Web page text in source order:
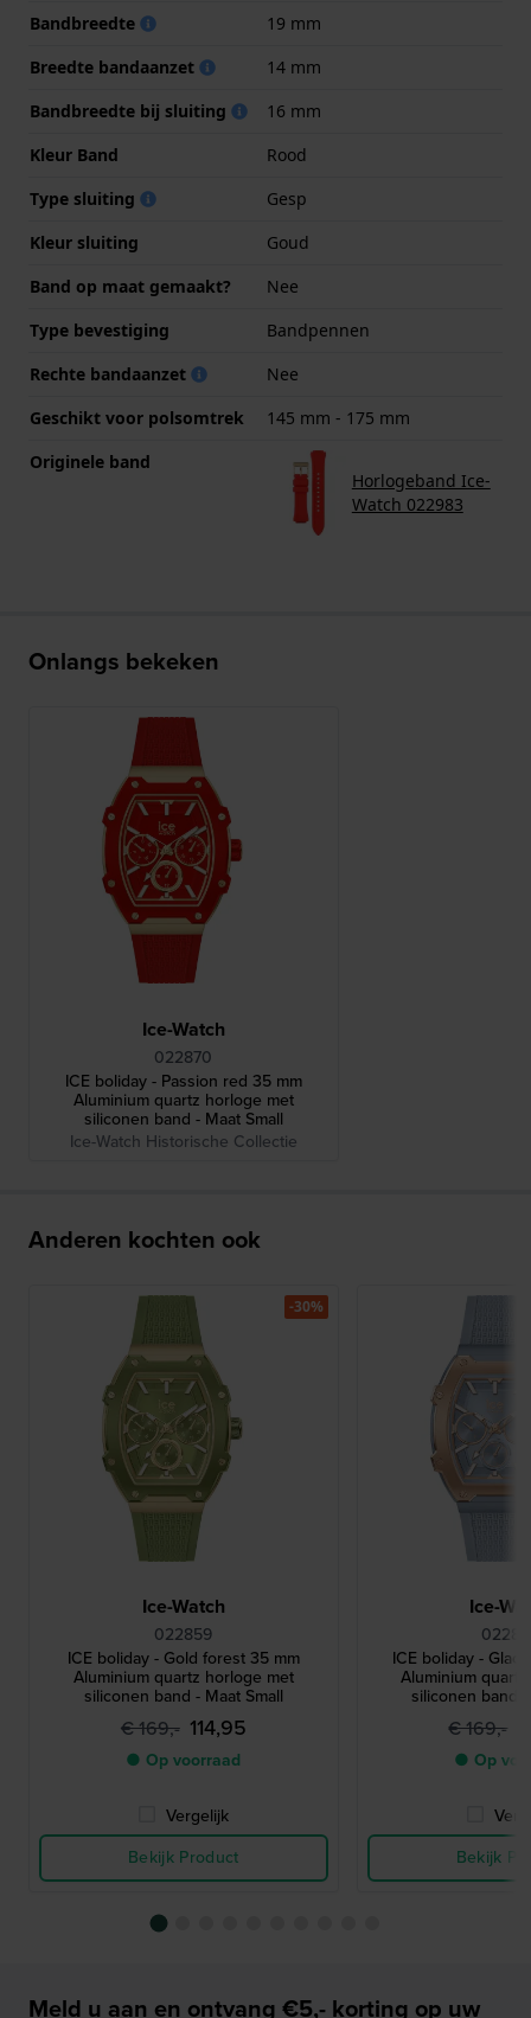
Bandbreedte
19 mm
Breedte bandaanzet
14 mm
Bandbreedte bij sluiting
16 mm
Kleur Band
Rood
Type sluiting
Gesp
Kleur sluiting
Goud
Band op maat gemaakt?
Nee
Type bevestiging
Bandpennen
Rechte bandaanzet
Nee
Geschikt voor polsomtrek
145 mm - 175 mm
Originele band
Horlogeband Ice-
Watch 022983
Onlangs bekeken
Ice-Watch
022870
ICE boliday - Passion red 35 mm
Aluminium quartz horloge met
siliconen band - Maat Small
Ice-Watch Historische Collectie
Anderen kochten ook
Ice-Watch
022859
ICE boliday - Gold forest 35 mm
Aluminium quartz horloge met
siliconen band - Maat Small
€ 169,- 114,95
● Op voorraad
Vergelijk
Bekijk Product
-30%
Ice-
ICE boliday -
Aluminium
siliconen band
€ 169,-
● Op
Bekijk
Meld u aan en ontvang €5,- korting op uw